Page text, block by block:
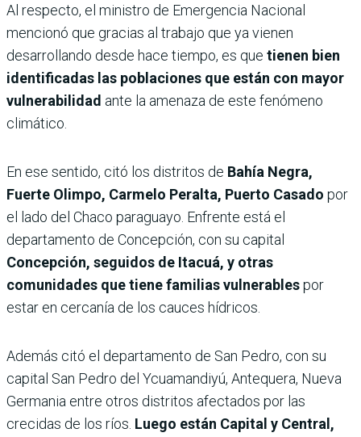
Al respecto, el ministro de Emergencia Nacional
mencionó que gracias al trabajo que ya vienen
desarrollando desde hace tiempo, es que tienen bien
identificadas las poblaciones que están con mayor
vulnerabilidad ante la amenaza de este fenómeno
climático.
En ese sentido, citó los distritos de Bahía Negra,
Fuerte Olimpo, Carmelo Peralta, Puerto Casado por
el lado del Chaco paraguayo. Enfrente está el
departamento de Concepción, con su capital
Concepción, seguidos de Itacuá, y otras
comunidades que tiene familias vulnerablespor
estar en cercanía de los cauces hídricos.
Además citó el departamento de San Pedro, con su
capital San Pedro del Ycuamandiyú, Antequera, Nueva
Germania entre otros distritos afectados por las
crecidas de los ríos. Luego están Capital y Central,